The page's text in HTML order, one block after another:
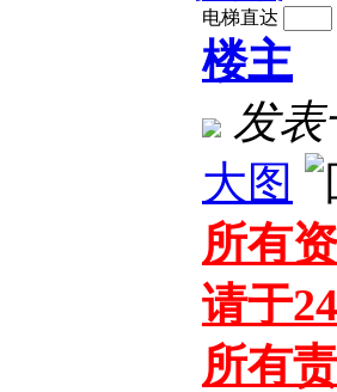
电梯直达
楼主
发表
大图
所有
请于
所有